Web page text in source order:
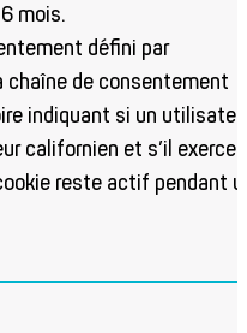
mois.
défini par
de consentement
indiquant si un
californien et s’il exerce
reste actif pendant